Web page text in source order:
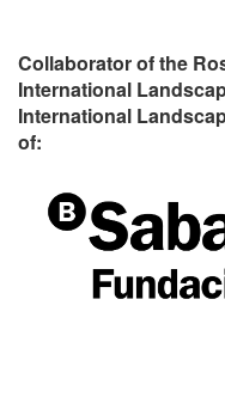
Collaborator of the
International
International
of: